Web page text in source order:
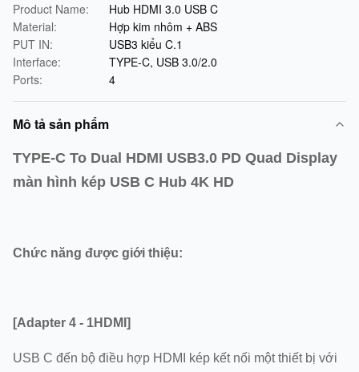
Product Name:
Hub HDMI 3.0 USB C
Material:
Hợp kim nhôm + ABS
PUT IN:
USB3 kiểu C.1
Interface:
TYPE-C, USB 3.0/2.0
Ports:
4
Mô tả sản phẩm
TYPE-C To Dual HDMI USB3.0 PD Quad Display
màn hình kép USB C Hub 4K HD
Chức năng được giới thiệu:
[Adapter 4 - 1HDMI]
USB C đến bộ điều hợp HDMI kép kết nối một thiết bị với